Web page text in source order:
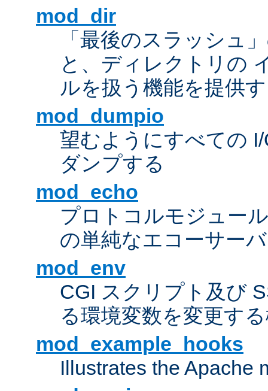
mod_dir
「最後のスラッシュ
と、ディレクトリの
ルを扱う機能を提供
mod_dumpio
望むようにすべての
ダンプする
mod_echo
プロトコルモジュー
の単純なエコーサーバ
mod_env
CGI スクリプト及び
る環境変数を変更す
mod_example_hooks
Illustrates the Apache